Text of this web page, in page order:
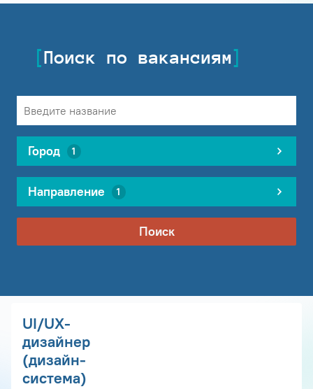
Поиск по вакансиям
Город 1
Направление 1
Поиск
UI/UX-
дизайнер
(дизайн-
система)